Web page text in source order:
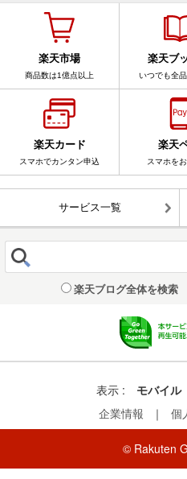
楽天市場
商品数は1億点以上
楽天ブ
いつでも全
楽天カード
スマホでカンタン申込
楽天
スマホを
サービス一覧
楽天ブログ全体を検索
表示 : モバイル
企業情報
｜ 個
© Rakuten